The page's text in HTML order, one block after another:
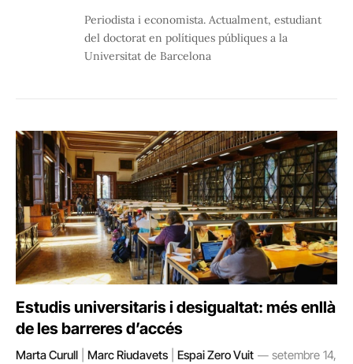
Periodista i economista. Actualment, estudiant
del doctorat en polítiques públiques a la
Universitat de Barcelona
Estudis universitaris i desigualtat: més enllà
de les barreres d’accés
Marta Curull Marc Riudavets Espai Zero Vuit
setembre 14,